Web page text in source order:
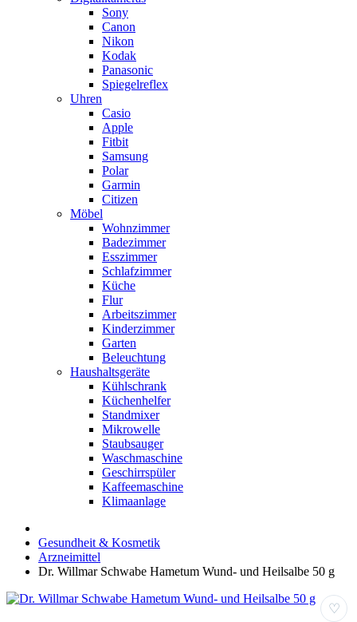
Sony
Canon
Nikon
Kodak
Panasonic
Spiegelreflex
Uhren
Casio
Apple
Fitbit
Samsung
Polar
Garmin
Citizen
Möbel
Wohnzimmer
Badezimmer
Esszimmer
Schlafzimmer
Küche
Flur
Arbeitszimmer
Kinderzimmer
Garten
Beleuchtung
Haushaltsgeräte
Kühlschrank
Küchenhelfer
Standmixer
Mikrowelle
Staubsauger
Waschmaschine
Geschirrspüler
Kaffeemaschine
Klimaanlage
Gesundheit & Kosmetik
Arzneimittel
Dr. Willmar Schwabe Hametum Wund- und Heilsalbe 50 g
♡